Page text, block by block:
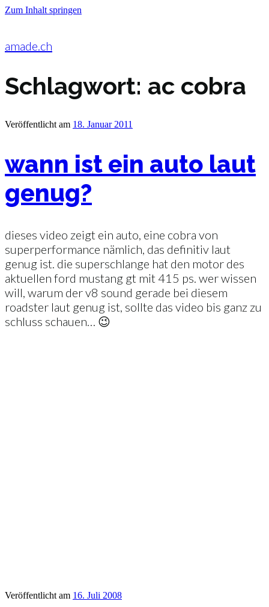
Zum Inhalt springen
amade.ch
Schlagwort: ac cobra
Veröffentlicht am 18. Januar 2011
wann ist ein auto laut
genug?
dieses video zeigt ein auto, eine cobra von
superperformance nämlich, das definitiv laut
genug ist. die superschlange hat den motor des
aktuellen ford mustang gt mit 415 ps. wer wissen
will, warum der v8 sound gerade bei diesem
roadster laut genug ist, sollte das video bis ganz zu
schluss schauen… 😉
Veröffentlicht am 16. Juli 2008